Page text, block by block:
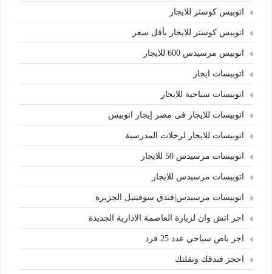
اتوبيس كوستر للايجار
اتوبيس كوستر للايجار بأقل سعر
اتوبيس مرسيدس 600 للايجار
اتوبيسات ايجار
اتوبيسات سياحية للايجار
اتوبيسات للايجار فى مصر إيجار اتوبيس
اتوبيسات للايجار لرحلات المدرسية
اتوبيسات مرسيدس 50 للايجار
اتوبيسات مرسيدس للايجار
اتوبيسات مرسيدس|فندق سوفيتيل الجزيرة
اجر اتش وان لزيارة العاصمة الادارية الجديدة
اجر باص سياحي عدد 25 فرد
احجز فندقك ونقلتك